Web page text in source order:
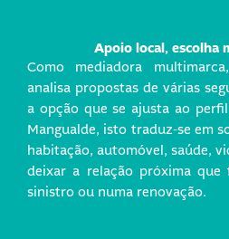
Apoio local, escolha
Como mediadora
analisa propostas de várias
a opção que se ajusta ao
Mangualde, isto traduz-se em
habitação, automóvel, saúde,
deixar a relação próxima que
sinistro ou numa renovação.